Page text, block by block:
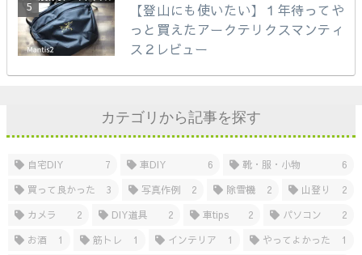
【登山にも使いたい】１年待ってや
っと買えたアークテリクスマンティ
ス２レビュー
カテゴリから記事を探す
自宅DIY 7 車DIY 6 靴・服・小物
6
買って良かった
3 写真作例 2 除雪機 2 山登り
2
カメラ
2 DIY道具 2 車tips 2 パソコン
2
お酒
1 筋トレ 1 インテリア 1 やってよかった 1